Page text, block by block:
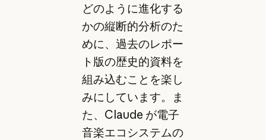
どのように進化する
かの縦断的分析のた
めに、過去のレポー
ト版の歴史的資料を
組み込むことを楽し
みにしています。ま
た、Claude が電子
音楽エコシステムの